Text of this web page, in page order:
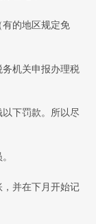
的地区规定免
机关申报办理税
下罚款。所以尽
并在下月开始记